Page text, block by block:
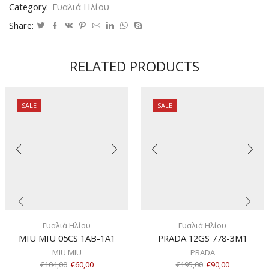
SIZE
57
ποσότητα
Category: Γυαλιά Ηλίου
Share:
RELATED PRODUCTS
SALE
Γυαλιά Ηλίου
MIU MIU 05CS 1AB-1A1
MIU MIU
€104,00 €60,00
SALE
Γυαλιά Ηλίου
PRADA 12GS 778-3M1
PRADA
€195,00 €90,00